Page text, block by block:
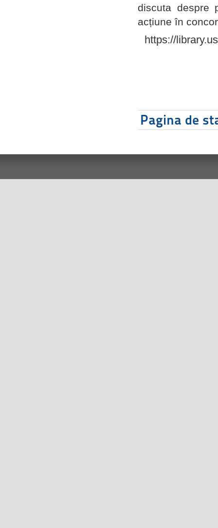
discuta despre
acțiune în
https://
Pagina de